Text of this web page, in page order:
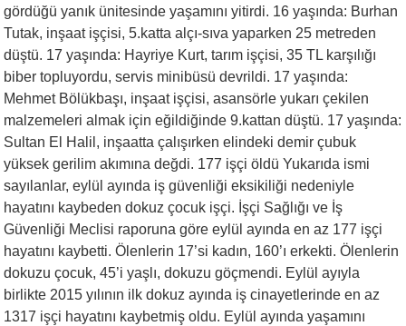
gördüğü yanık ünitesinde yaşamını yitirdi. 16 yaşında: Burhan
Tutak, inşaat işçisi, 5.katta alçı-sıva yaparken 25 metreden
düştü. 17 yaşında: Hayriye Kurt, tarım işçisi, 35 TL karşılığı
biber topluyordu, servis minibüsü devrildi. 17 yaşında:
Mehmet Bölükbaşı, inşaat işçisi, asansörle yukarı çekilen
malzemeleri almak için eğildiğinde 9.kattan düştü. 17 yaşında:
Sultan El Halil, inşaatta çalışırken elindeki demir çubuk
yüksek gerilim akımına değdi. 177 işçi öldü Yukarıda ismi
sayılanlar, eylül ayında iş güvenliği eksikiliği nedeniyle
hayatını kaybeden dokuz çocuk işçi. İşçi Sağlığı ve İş
Güvenliği Meclisi raporuna göre eylül ayında en az 177 işçi
hayatını kaybetti. Ölenlerin 17’si kadın, 160’ı erkekti. Ölenlerin
dokuzu çocuk, 45’i yaşlı, dokuzu göçmendi. Eylül ayıyla
birlikte 2015 yılının ilk dokuz ayında iş cinayetlerinde en az
1317 işçi hayatını kaybetmiş oldu. Eylül ayında yaşamını